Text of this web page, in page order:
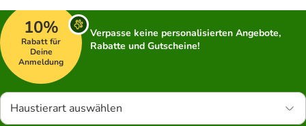
10%
Rabatt für
Deine
Anmeldung
Verpasse keine personalisierten Angebote,
Rabatte und Gutscheine!
Haustierart auswählen